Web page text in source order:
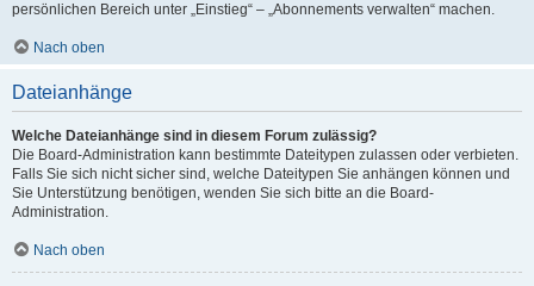
persönlichen Bereich unter „Einstieg“ – „Abonnements verwalten“ machen.
Nach oben
Dateianhänge
Welche Dateianhänge sind in diesem Forum zulässig?
Die Board-Administration kann bestimmte Dateitypen zulassen oder verbieten.
Falls Sie sich nicht sicher sind, welche Dateitypen Sie anhängen können und
Sie Unterstützung benötigen, wenden Sie sich bitte an die Board-
Administration.
Nach oben